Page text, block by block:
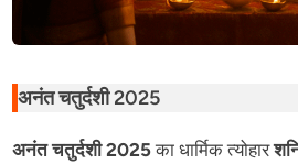
अनंत चतुर्दशी 2025
अनंत चतुर्दशी 2025का धार्मिक त्योहार